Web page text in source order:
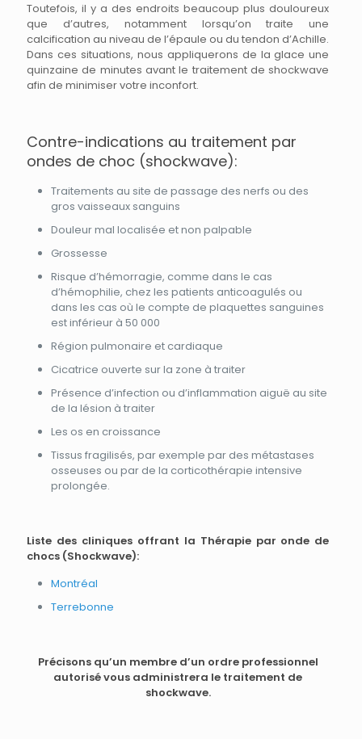
Toutefois, il y a des endroits beaucoup plus douloureux
que d’autres, notamment lorsqu’on traite une
calcification au niveau de l’épaule ou du tendon d’Achille.
Dans ces situations, nous appliquerons de la glace une
quinzaine de minutes avant le traitement de shockwave
afin de minimiser votre inconfort.
Contre-indications au traitement par
ondes de choc (shockwave):
Traitements au site de passage des nerfs ou des
gros vaisseaux sanguins
Douleur mal localisée et non palpable
Grossesse
Risque d’hémorragie, comme dans le cas
d’hémophilie, chez les patients anticoagulés ou
dans les cas où le compte de plaquettes sanguines
est inférieur à 50 000
Région pulmonaire et cardiaque
Cicatrice ouverte sur la zone à traiter
Présence d’infection ou d’inflammation aiguë au site
de la lésion à traiter
Les os en croissance
Tissus fragilisés, par exemple par des métastases
osseuses ou par de la corticothérapie intensive
prolongée.
Liste des cliniques offrant la Thérapie par onde de
chocs (Shockwave):
Montréal
Terrebonne
Précisons qu’un membre d’un ordre professionnel
autorisé vous administrera le traitement de
shockwave.